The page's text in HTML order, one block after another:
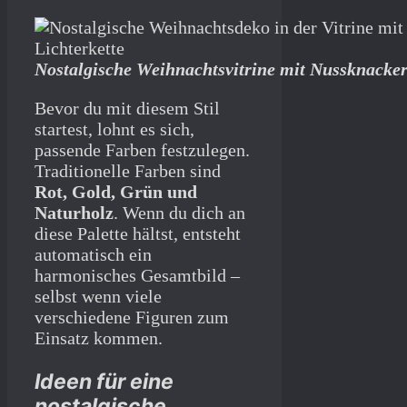
Nostalgische Weihnachtsvitrine mit
Bevor du mit diesem Stil
startest, lohnt es sich,
passende Farben festzulegen.
Traditionelle Farben sind
Rot, Gold, Grün und
Naturholz. Wenn du dich an
diese Palette hältst, entsteht
automatisch ein
harmonisches Gesamtbild –
selbst wenn viele
verschiedene Figuren zum
Einsatz kommen.
Ideen für eine